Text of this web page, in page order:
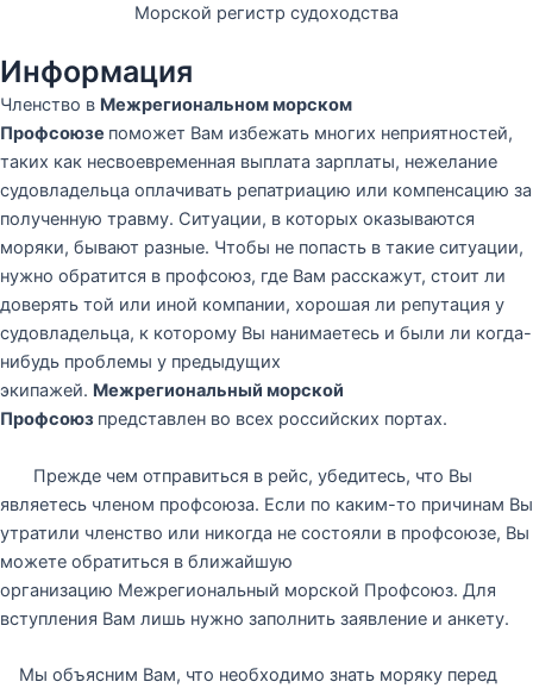
Морской регистр судоходства
Информация
Членство в Межрегиональном морском
Профсоюзе поможет Вам избежать многих неприятностей,
таких как несвоевременная выплата зарплаты, нежелание
судовладельца оплачивать репатриацию или компенсацию за
полученную травму. Ситуации, в которых оказываются
моряки, бывают разные. Чтобы не попасть в такие ситуации,
нужно обратится в профсоюз, где Вам расскажут, стоит ли
доверять той или иной компании, хорошая ли репутация у
судовладельца, к которому Вы нанимаетесь и были ли когда-
нибудь проблемы у предыдущих
экипажей. Межрегиональный морской
Профсоюз представлен во всех российских портах.
Прежде чем отправиться в рейс, убедитесь, что Вы
являетесь членом профсоюза. Если по каким-то причинам Вы
утратили членство или никогда не состояли в профсоюзе, Вы
можете обратиться в ближайшую
организацию Межрегиональный морской Профсоюз. Для
вступления Вам лишь нужно заполнить заявление и анкету.
Мы объясним Вам, что необходимо знать моряку перед